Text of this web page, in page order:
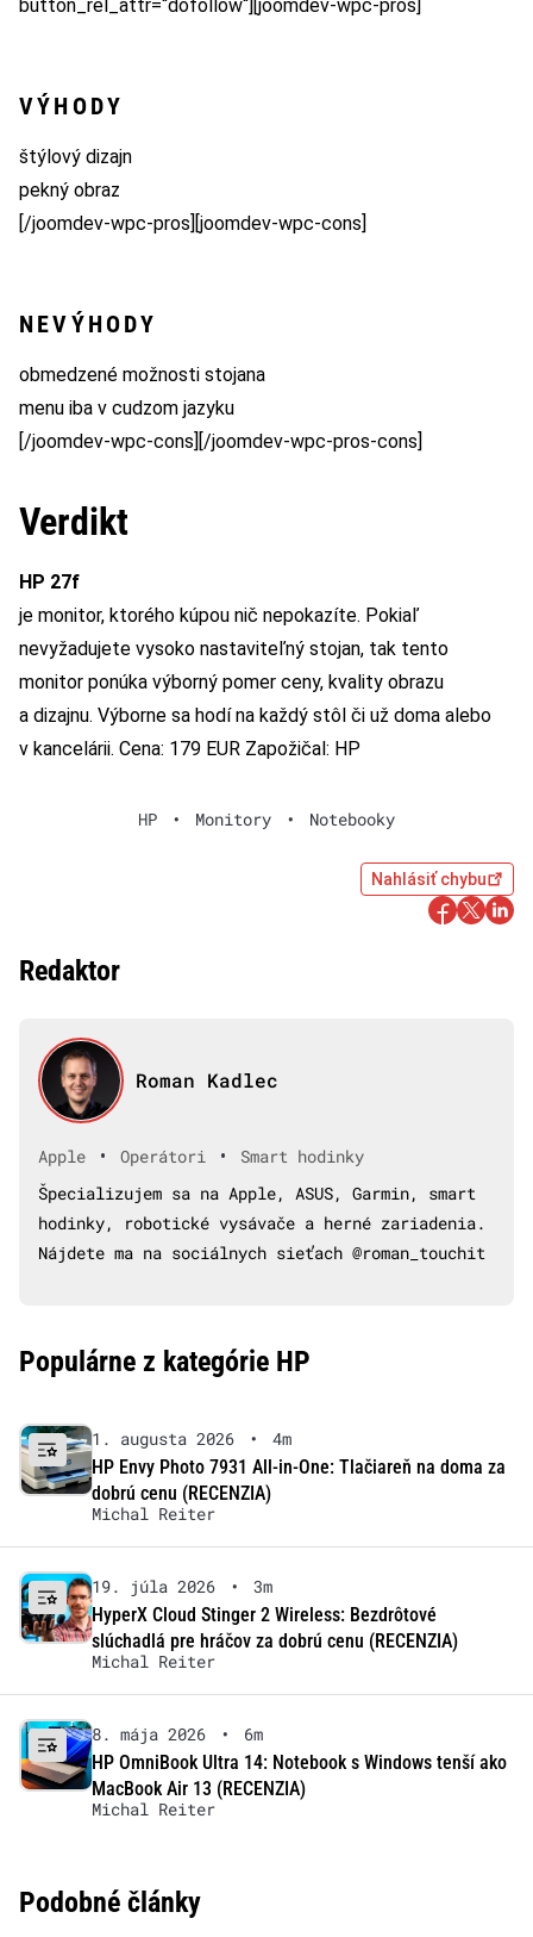
button_rel_attr=“dofollow“][joomdev-wpc-pros]
VÝHODY
štýlový dizajn
pekný obraz
[/joomdev-wpc-pros][joomdev-wpc-cons]
NEVÝHODY
obmedzené možnosti stojana
menu iba v cudzom jazyku
[/joomdev-wpc-cons][/joomdev-wpc-pros-cons]
Verdikt
HP 27f
je monitor, ktorého kúpou nič nepokazíte. Pokiaľ
nevyžadujete vysoko nastaviteľný stojan, tak tento
monitor ponúka výborný pomer ceny, kvality obrazu
a dizajnu. Výborne sa hodí na každý stôl či už doma alebo
v kancelárii. Cena: 179 EUR Zapožičal: HP
HP • Monitory • Notebooky
Nahlásiť chybu
Redaktor
Roman Kadlec
Apple • Operátori •
Smart hodinky
Špecializujem sa na Apple, ASUS, Garmin, smart
hodinky, robotické vysávače a herné zariadenia.
Nájdete ma na sociálnych sieťach @roman_touchit
Populárne z kategórie HP
1. augusta 2026 •
4m
HP Envy Photo 7931 All-in-One: Tlačiareň na doma za
dobrú cenu (RECENZIA)
Michal Reiter
19. júla 2026 •
3m
HyperX Cloud Stinger 2 Wireless: Bezdrôtové
slúchadlá pre hráčov za dobrú cenu (RECENZIA)
Michal Reiter
8. mája 2026 •
6m
HP OmniBook Ultra 14: Notebook s Windows tenší ako
MacBook Air 13 (RECENZIA)
Michal Reiter
Podobné články